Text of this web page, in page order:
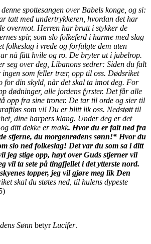
spottesangen over Babels konge, og si:
tatt med undertrykkeren, hvordan det har
overmot. Herren har brutt i stykker de
spir, som slo folkeferd i harme med slag
folkeslag i vrede og forfulgte dem uten
nå fått hvile og ro. De bryter ut i jubelrop.
seg over deg, Libanons sedrer: Siden du falt
ingen som feller trær, opp til oss. Dødsriket
for din skyld, når det skal ta imot deg. For
dødninger, alle jordens fyrster. Det får alle
opp fra sine troner. De tar til orde og sier til
som vi! Du er blitt lik oss. Nedstøtt til
dine harpers klang. Under deg er det
ditt dekke er makk. Hvor du er falt ned fra
stjerne, du morgenrødens sønn!* Hvor du
slo ned folkeslag! Det var du som sa i ditt
jeg stige opp, høyt over Guds stjerner vil
vil ta sete på tingfjellet i det ytterste nord.
topper, jeg vil gjøre meg lik Den
skal du støtes ned, til hulens dypeste
Sønn betyr Lucifer.